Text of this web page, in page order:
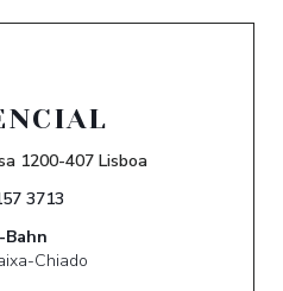
1200-407 Lisboa((öffnet ein
3713
Bahn
Chiado